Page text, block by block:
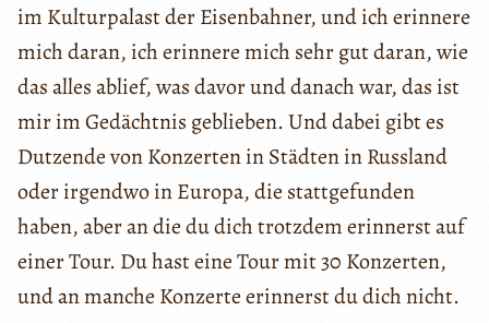
im Kulturpalast der Eisenbahner, und ich erinnere
mich daran, ich erinnere mich sehr gut daran, wie
das alles ablief, was davor und danach war, das ist
mir im Gedächtnis geblieben. Und dabei gibt es
Dutzende von Konzerten in Städten in Russland
oder irgendwo in Europa, die stattgefunden
haben, aber an die du dich trotzdem erinnerst auf
einer Tour. Du hast eine Tour mit 30 Konzerten,
und an manche Konzerte erinnerst du dich nicht.